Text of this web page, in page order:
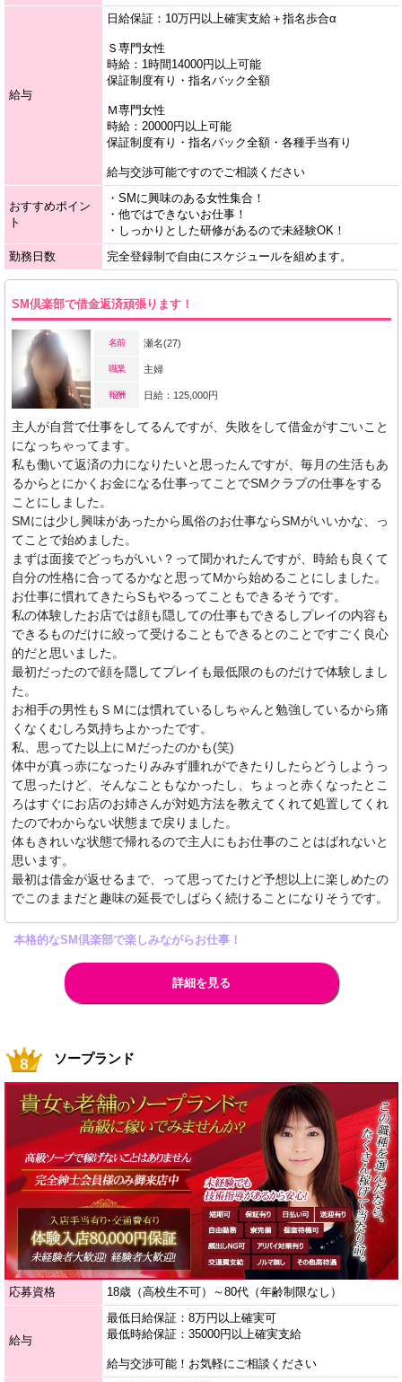
給与
日給保証：10万円以上確実支給＋指名歩合α
Ｓ専門女性
時給：1時間14000円以上可能
保証制度有り・指名バック全額
Ｍ専門女性
時給：20000円以上可能
保証制度有り・指名バック全額・各種手当有り
給与交渉可能ですのでご相談ください
おすすめポイン
ト
・SMに興味のある女性集合！
・他ではできないお仕事！
・しっかりとした研修があるので未経験OK！
勤務日数
完全登録制で自由にスケジュールを組めます。
SM倶楽部で借金返済頑張ります！
名前 瀬名(27)
職業 主婦
報酬 日給：125,000円
主人が自営で仕事をしてるんですが、失敗をして借金がすごいこと
になっちゃってます。
私も働いて返済の力になりたいと思ったんですが、毎月の生活もあ
るからとにかくお金になる仕事ってことでSMクラブの仕事をする
ことにしました。
SMには少し興味があったから風俗のお仕事ならSMがいいかな、っ
てことで始めました。
まずは面接でどっちがいい？って聞かれたんですが、時給も良くて
自分の性格に合ってるかなと思ってMから始めることにしました。
お仕事に慣れてきたらSもやるってこともできるそうです。
私の体験したお店では顔も隠しての仕事もできるしプレイの内容も
できるものだけに絞って受けることもできるとのことですごく良心
的だと思いました。
最初だったので顔を隠してプレイも最低限のものだけで体験しまし
た。
お相手の男性もＳＭには慣れているしちゃんと勉強しているから痛
くなくむしろ気持ちよかったです。
私、思ってた以上にＭだったのかも(笑)
体中が真っ赤になったりみみず腫れができたりしたらどうしようっ
て思ったけど、そんなこともなかったし、ちょっと赤くなったとこ
ろはすぐにお店のお姉さんが対処方法を教えてくれて処置してくれ
たのでわからない状態まで戻りました。
体もきれいな状態で帰れるので主人にもお仕事のことはばれないと
思います。
最初は借金が返せるまで、って思ってたけど予想以上に楽しめたの
でこのままだと趣味の延長でしばらく続けることになりそうです。
本格的なSM倶楽部で楽しみながらお仕事！
詳細を見る
ソープランド
応募資格 18歳（高校生不可）～80代（年齢制限なし）
給与
最低日給保証：8万円以上確実可
最低時給保証：35000円以上確実支給
給与交渉可能！お気軽にご相談ください